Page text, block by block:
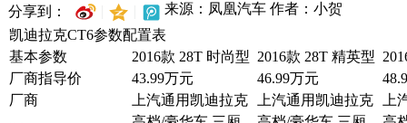
分享到：
来源：凤凰汽车 作者：小贺
凯迪拉克CT6参数配置表
基本参数
2016款 28T 时尚型 2016款 28T 精英型
厂商指导价
43.99万元 46.99万元
厂商
上汽通用凯迪拉克 上汽通用凯迪拉克
上